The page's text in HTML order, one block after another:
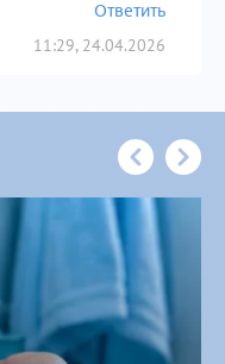
11:29, 24.04.2026
Ответить